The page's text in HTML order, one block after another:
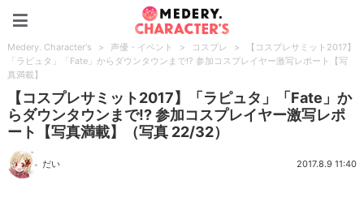
Medery. Character's > 声優・イベント > コスプレ >
【コスプレサミット2017】
「ラピュタ」「Fate」からダウンタウンまで!? 参加コスプレイヤー激写レポート【写
真満載】
【コスプレサミット2017】「ラピュタ」「Fate」か
らダウンタウンまで!? 参加コスプレイヤー激写レポ
ート【写真満載】（写真 22/32）
だい 2017.8.9 11:40